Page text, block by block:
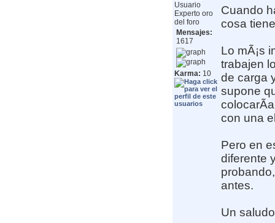
Usuario
Experto oro
del foro
Mensajes:
1617
Karma: 10
Cuando
cosa
Lo mÃ¡s
trabajen
de carga
supone
con una
Pero en
diferente
antes.
Un